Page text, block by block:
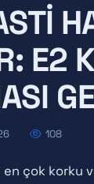
E2
108
çok korku